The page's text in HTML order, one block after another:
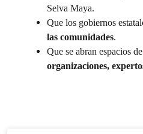
Selva Maya.
Que los gobiernos
las comunidades.
Que se abran espacios
organizaciones,